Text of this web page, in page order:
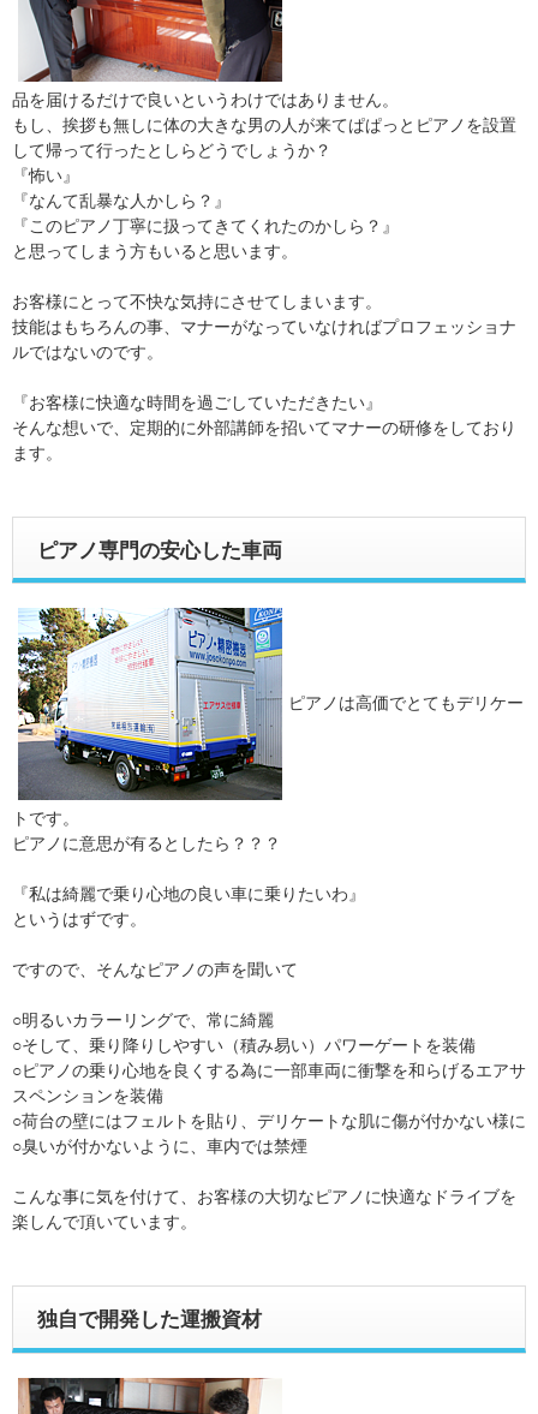
品を届けるだけで良いというわけではありません。
もし、挨拶も無しに体の大きな男の人が来てぱぱっとピアノを設置
して帰って行ったとしらどうでしょうか？
『怖い』
『なんて乱暴な人かしら？』
『このピアノ丁寧に扱ってきてくれたのかしら？』
と思ってしまう方もいると思います。
お客様にとって不快な気持にさせてしまいます。
技能はもちろんの事、マナーがなっていなければプロフェッショナ
ルではないのです。
『お客様に快適な時間を過ごしていただきたい』
そんな想いで、定期的に外部講師を招いてマナーの研修をしており
ます。
ピアノ専門の安心した車両
ピアノは高価でとてもデリケー
トです。
ピアノに意思が有るとしたら？？？
『私は綺麗で乗り心地の良い車に乗りたいわ』
というはずです。
ですので、そんなピアノの声を聞いて
○明るいカラーリングで、常に綺麗
○そして、乗り降りしやすい（積み易い）パワーゲートを装備
○ピアノの乗り心地を良くする為に一部車両に衝撃を和らげるエアサ
スペンションを装備
○荷台の壁にはフェルトを貼り、デリケートな肌に傷が付かない様に
○臭いが付かないように、車内では禁煙
こんな事に気を付けて、お客様の大切なピアノに快適なドライブを
楽しんで頂いています。
独自で開発した運搬資材